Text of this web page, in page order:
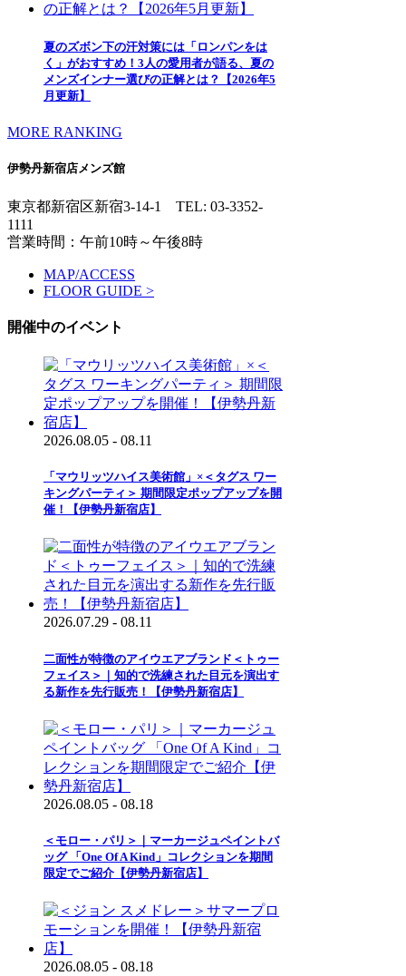
夏のズボン下の汗対策には「ロンパンをは
く」がおすすめ！3人の愛用者が語る、夏の
メンズインナー選びの正解とは？【2026年5
月更新】
MORE RANKING
伊勢丹新宿店メンズ館
東京都新宿区新宿3-14-1 TEL: 03-3352-
1111
営業時間：午前10時～午後8時
MAP/ACCESS
FLOOR GUIDE >
開催中のイベント
2026.08.05 - 08.11
「マウリッツハイス美術館」×＜タグス ワー
キングパーティ＞ 期間限定ポップアップを開
催！【伊勢丹新宿店】
2026.07.29 - 08.11
二面性が特徴のアイウエアブランド＜トゥー
フェイス＞｜知的で洗練された目元を演出す
る新作を先行販売！【伊勢丹新宿店】
2026.08.05 - 08.18
＜モロー・パリ＞｜マーカージュペイントバ
ッグ 「One Of A Kind」コレクションを期間
限定でご紹介【伊勢丹新宿店】
2026.08.05 - 08.18